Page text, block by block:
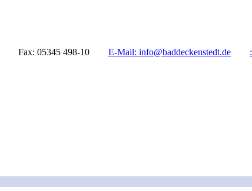
Fax: 05345 498-10 E-Mail: info@baddeckenstedt.de :